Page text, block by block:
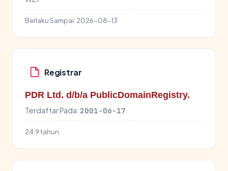
Berlaku Sampai: 2026-08-13
Registrar
PDR Ltd. d/b/a PublicDomainRegistry.
Terdaftar Pada: 2001-06-17
24.9 tahun